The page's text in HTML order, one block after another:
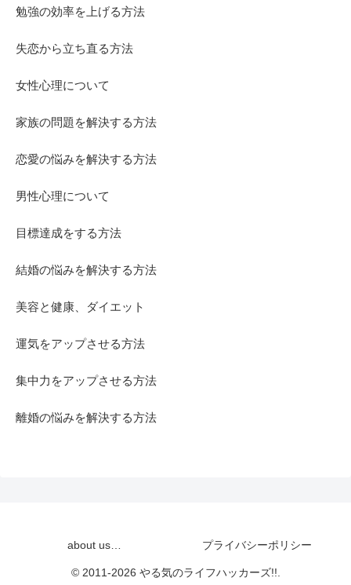
勉強の効率を上げる方法
失恋から立ち直る方法
女性心理について
家族の問題を解決する方法
恋愛の悩みを解決する方法
男性心理について
目標達成をする方法
結婚の悩みを解決する方法
美容と健康、ダイエット
運気をアップさせる方法
集中力をアップさせる方法
離婚の悩みを解決する方法
about us… プライバシーポリシー
© 2011-2026 やる気のライフハッカーズ!!.